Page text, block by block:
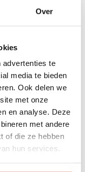
Over
advertenties te
media te bieden
Ook delen we
met onze
en analyse. Deze
met andere
of die ze hebben
hun services.
om
maken.
zijn
alle andere
toestemming
van
cookies
van derden die